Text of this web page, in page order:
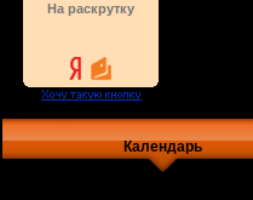
На раскрутку
Календарь